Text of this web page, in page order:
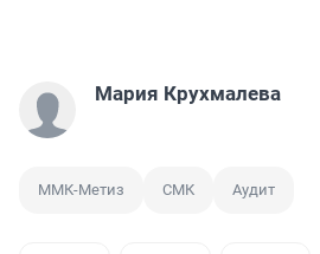
Мария Крухмалева
ММК-Метиз СМК Аудит